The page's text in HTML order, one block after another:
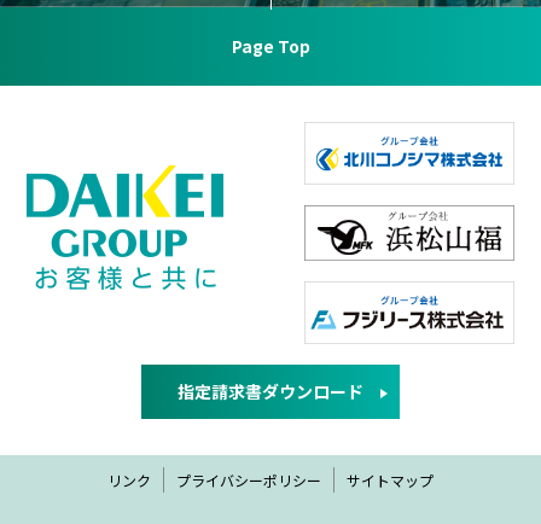
Page Top
指定請求書ダウンロード
リンク プライバシーポリシー サイトマップ